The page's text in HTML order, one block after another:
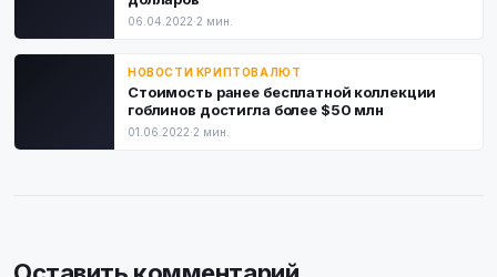
06.04.2022·2 мин.
НОВОСТИ КРИПТОВАЛЮТ
Стоимость ранее бесплатной коллекции
гоблинов достигла более $50 млн
01.06.2022·2 мин.